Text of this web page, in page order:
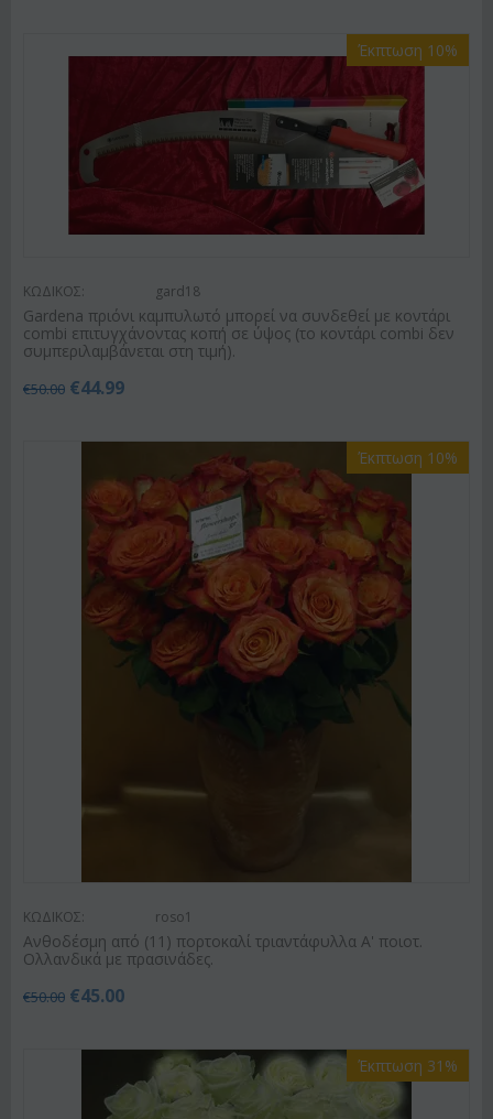
Έκπτωση 10%
ΚΩΔΙΚΟΣ: gard18
Gardena πριόνι καμπυλωτό μπορεί να συνδεθεί με κοντάρι
combi επιτυγχάνοντας κοπή σε ύψος (το κοντάρι combi δεν
συμπεριλαμβάνεται στη τιμή).
€50.00 €44.99
Έκπτωση 10%
ΚΩΔΙΚΟΣ: roso1
Ανθοδέσμη από (11) πορτοκαλί τριαντάφυλλα Α' ποιοτ.
Ολλανδικά με πρασινάδες.
€50.00 €45.00
Έκπτωση 31%